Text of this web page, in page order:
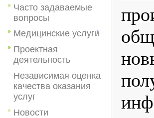
Часто задаваемые
вопросы
Медицинские услуги
Проектная
деятельность
Независимая оценка
качества оказания
услуг
Новости